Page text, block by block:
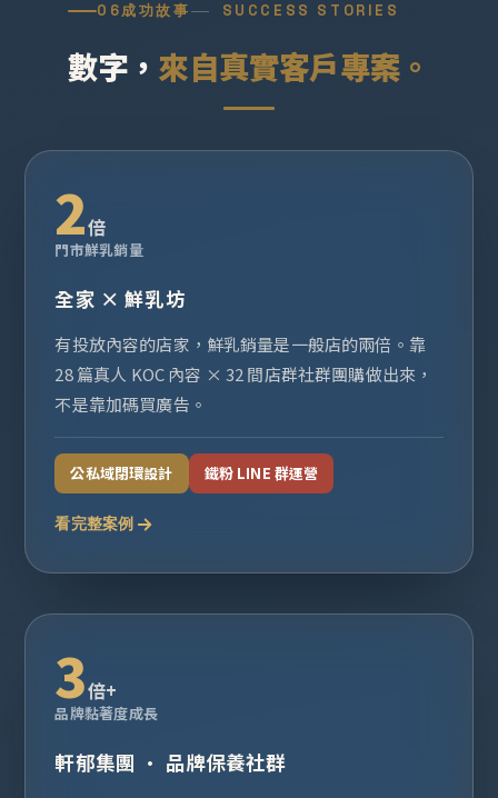
06成功故事 SUCCESS STORIES
數字， 來自真實客戶專案。
2倍
門市鮮乳銷量
全家 × 鮮乳坊
有投放內容的店家，鮮乳銷量是一般店的兩倍。靠
28 篇真人 KOC 內容 × 32 間店群社群團購做出來，
不是靠加碼買廣告。
公私域閉環設計 鐵粉 LINE 群運營
看完整案例
3倍+
品牌黏著度成長
軒郁集團 · 品牌保養社群